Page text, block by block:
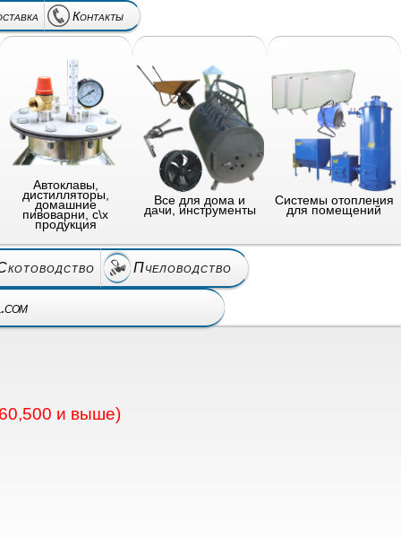
Контакты
Автоклавы,
дистилляторы,
домашние
пивоварни, с\х
продукция
Все для дома и
дачи, инструменты
Системы отопления
для помещений
Пчеловодство
и выше)